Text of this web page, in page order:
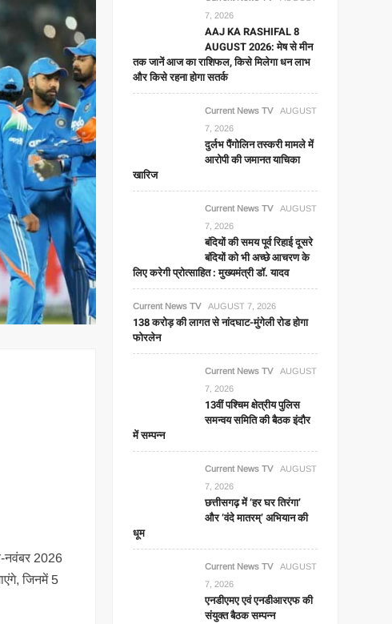
नवंबर 2026
जिनमें 5
7, 2026
AAJ KA RASHIFAL 8
AUGUST 2026: मेष से मीन
तक जानें आज का राशिफल, किसे मिलेगा धन लाभ
और किसे रहना होगा सतर्क
Current News TV
AUGUST
7, 2026
दुर्लभ पैंगोलिन तस्करी मामले में
आरोपी की जमानत याचिका
खारिज
Current News TV
AUGUST
7, 2026
बंदियों की समय पूर्व रिहाई दूसरे
बंदियों को भी अच्छे आचरण के
लिए करेगी प्रोत्साहित : मुख्यमंत्री डॉ. यादव
Current News TV AUGUST 7, 2026
138 करोड़ की लागत से नांदघाट-मुंगेली रोड होगा
फोरलेन
Current News TV
AUGUST
7, 2026
13वीं पश्चिम क्षेत्रीय पुलिस
समन्वय समिति की बैठक इंदौर
में सम्पन्न
Current News TV
AUGUST
7, 2026
छत्तीसगढ़ में ‘हर घर तिरंगा’
और ‘वंदे मातरम्’ अभियान की
धूम
Current News TV
AUGUST
7, 2026
एनडीएमए एवं एनडीआरएफ की
संयुक्त बैठक सम्पन्न